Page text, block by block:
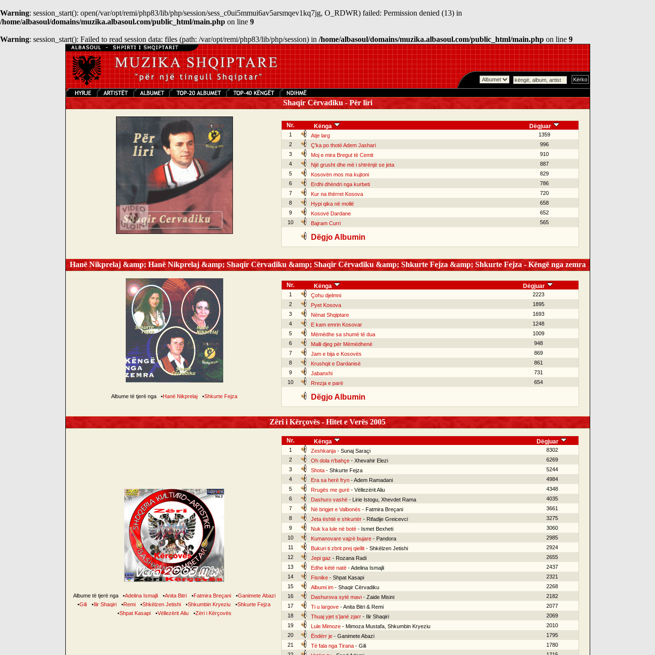
Warning: session_start(): open(/var/opt/remi/php83/lib/php/session/sess_c0ui5mmui6av5arsmqev1kq7jg, O_RDWR) failed: Permission denied (13) in
/home/albasoul/domains/muzika.albasoul.com/public_html/main.php on line 9
Warning: session_start(): Failed to read session data: files (path: /var/opt/remi/php83/lib/php/session) in /home/albasoul/domains/muzika.albasoul.com/public_html/main.php on line 9
Shaqir Cërvadiku - Për liri
Nr. Kënga Dëgjuar
1 Atje larg
1359
2
Ç'ka po thotë Adem Jashari
996
3
Moj e mira Bregut të Cemit
910
4
Një grusht dhe më i shtrënjë se jeta
887
5
Kosovën mos ma kujtoni
829
6
Erdhi dhëndri nga kurbeti
786
7
Kur na thërret Kosova
720
8
Hypi qika në mollë
658
9
Kosovë Dardane
652
10
Bajram Curri 565
Dëgjo Albumin
Hanë Nikprelaj &amp; Hanë Nikprelaj &amp; Shaqir Cërvadiku &amp; Shaqir Cërvadiku &amp; Shkurte Fejza &amp; Shkurte Fejza - Këngë nga zemra
Albume të tjerë nga •Hanë Nikprelaj •Shkurte Fejza
Nr. Kënga Dëgjuar
1 Çohu djelmni
2223
2
Pyet Kosova
1895
3
Nënat Shqiptare
1693
4
E kam emrin Kosovar
1248
5
Mëmëdhe sa shumë të dua
1009
6
Malli djeg për Mëmëdhenë
948
7
Jam e bija e Kosovës
869
8
Krushqit e Dardanisë
861
9
Jabanxhi
731
10
Rrezja e parë 654
Dëgjo Albumin
Zëri i Kërçovës - Hitet e Verës 2005
Albume të tjerë nga •Adelina Ismajli •Anita Bitri •Fatmira Breçani •Ganimete Abazi
•Gili •Ilir Shaqiri •Remi •Shkëlzen Jetishi •Shkumbin Kryeziu •Shkurte Fejza
•Shpat Kasapi •Vëllezërit Aliu •Zëri i Kërçovës
Nr. Kënga Dëgjuar
1 Zeshkanja - Sunaj Saraçi
8302
2
Oh dola n’bahçe - Xhevahir Elezi
6269
3
Shota - Shkurte Fejza
5244
4
Era sa herë fryn - Adem Ramadani
4984
5
Rrugës me gurë - Vëllezërit Aliu
4348
6
Dashuro vashë - Lirie Istogu, Xhevdet Rama
4035
7
Në brigjet e Valbonës - Fatmira Breçani
3661
8
Jeta është e shkurtër - Rifadije Greicevci
3275
9
Nuk ka lule në botë - Ismet Bexheti
3060
10
Kumanovare vajzë bujare - Pandora
2985
11
Bukuri ti zbrit prej qiellit - Shkëlzen Jetishi
2924
12
Jepi gaz - Rozana Radi
2655
13
Edhe këtë natë - Adelina Ismajli
2437
14
Fisnike - Shpat Kasapi
2321
15
Albumi im - Shaqir Cërvadiku
2268
16
Dashurova sytë mavi - Zaide Misini
2182
17
Ti u largove - Anita Bitri & Remi
2077
18
Thuaj yjet s’janë zjarr - Ilir Shaqiri
2069
19
Lule Mimoze - Mimoza Mustafa, Shkumbin Kryeziu
2010
20
Ëndërr je - Ganimete Abazi
1795
21
Të fala nga Tirana - Gili
1780